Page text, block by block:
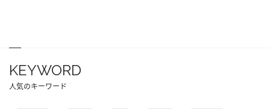
KEYWORD
人気のキーワード